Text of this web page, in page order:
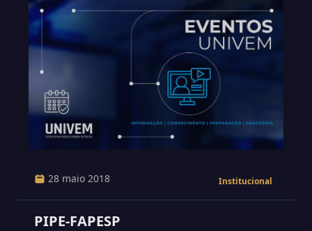
28 maio 2018 Institucional
PIPE-FAPESP